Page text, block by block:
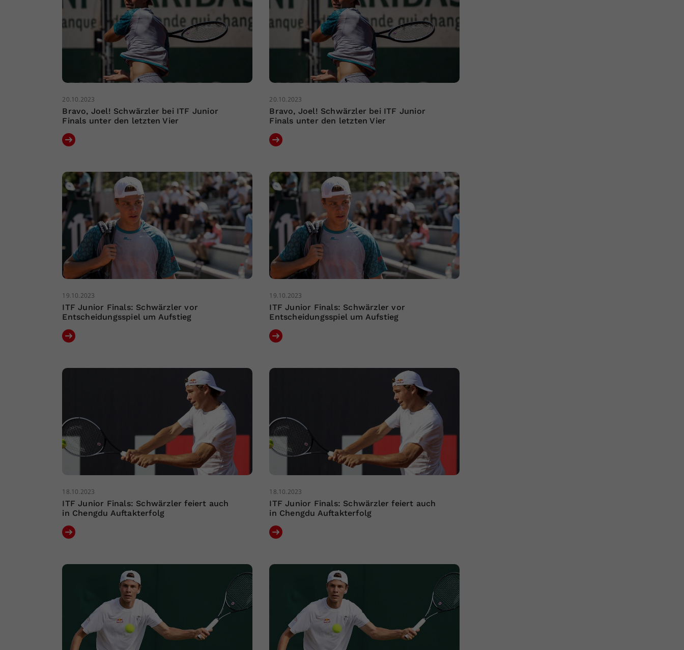
20.10.2023
Bravo, Joel! Schwärzler bei ITF Junior
Finals unter den letzten Vier
20.10.2023
Bravo, Joel! Schwärzler bei ITF Junior
Finals unter den letzten Vier
19.10.2023
ITF Junior Finals: Schwärzler vor
Entscheidungsspiel um Aufstieg
19.10.2023
ITF Junior Finals: Schwärzler vor
Entscheidungsspiel um Aufstieg
18.10.2023
ITF Junior Finals: Schwärzler feiert auch
in Chengdu Auftakterfolg
18.10.2023
ITF Junior Finals: Schwärzler feiert auch
in Chengdu Auftakterfolg